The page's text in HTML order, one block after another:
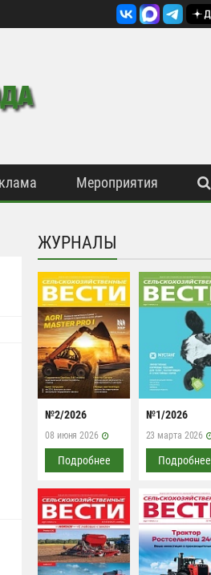
Мероприятия
ЖУРНАЛЫ
№2/2026
08 июня 2026
Подробнее
№1/2026
23 марта 2026
Подробнее